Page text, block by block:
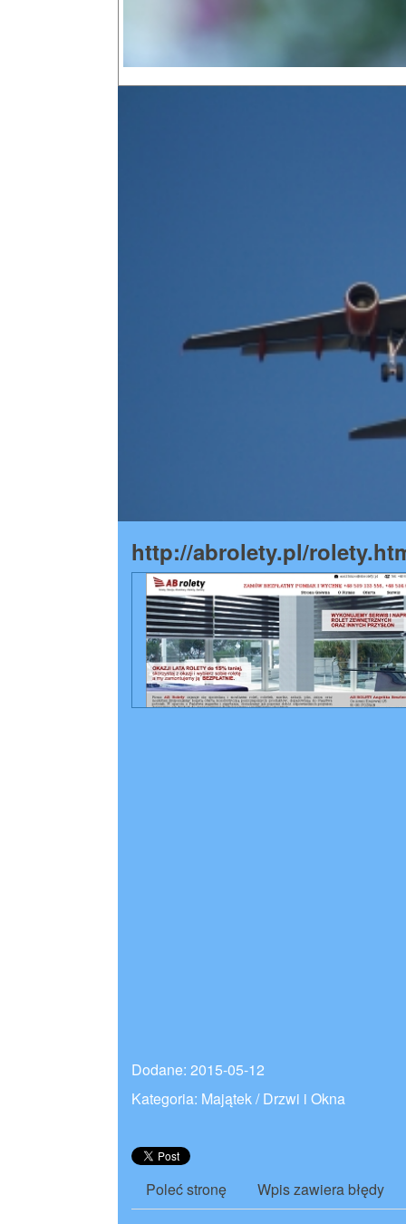
http://abrolety.pl/
Dodane: 2015-05-12
Kategoria: Majątek / Drzwi i Okna
Poleć stronę Wpis zawiera błędy